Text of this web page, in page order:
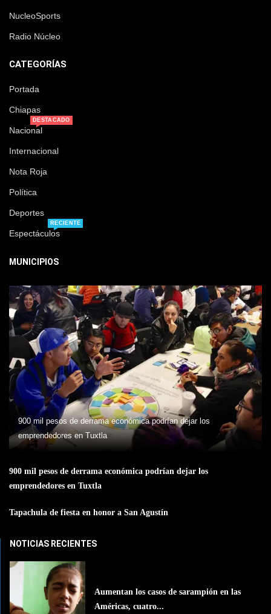
NucleoSports
Radio Núcleo
CATEGORÍAS
Portada
Chiapas
Nacional
DESTACADO
Internacional
Nota Roja
Política
Deportes
Espectáculos
RECIENTE
MUNICIPIOS
900 mil pesos de derrama económica podrían dejar los
emprendedores en Tuxtla
900 mil pesos de derrama económica podrían dejar los
emprendedores en Tuxtla
Tapachula de fiesta en honor a San Agustín
NOTICIAS RECIENTES
Aumentan los casos de sarampión en las
Américas, cuatro...